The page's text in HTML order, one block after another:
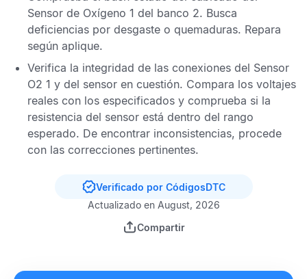
Sensor de Oxígeno 1 del banco 2. Busca
deficiencias por desgaste o quemaduras. Repara
según aplique.
Verifica la integridad de las conexiones del Sensor
O2 1 y del sensor en cuestión. Compara los voltajes
reales con los especificados y comprueba si la
resistencia del sensor está dentro del rango
esperado. De encontrar inconsistencias, procede
con las correcciones pertinentes.
Verificado por CódigosDTC
Actualizado en August, 2026
Compartir